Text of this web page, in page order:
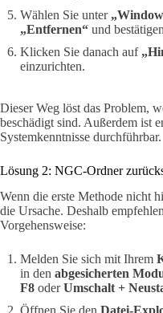
Wählen Sie unter
„Entfernen“ und
Klicken Sie danach auf
einzurichten.
Dieser Weg löst das Problem,
beschädigt sind. Außerdem ist
Systemkenntnisse durchführbar.
Lösung 2: NGC-Ordner
Wenn die erste Methode nicht
die Ursache. Deshalb
Vorgehensweise:
Melden Sie sich mit Ihrem
in den abgesicherten
F8 oderUmschalt +